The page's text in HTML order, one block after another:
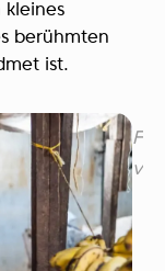
kleines
berühmten
ist.